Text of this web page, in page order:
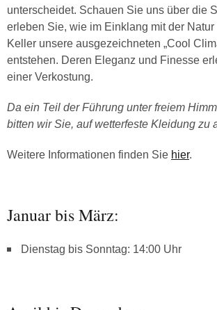
unterscheidet. Schauen Sie uns über die
erleben Sie, wie im Einklang mit der Natur
Keller unsere ausgezeichneten „Cool
entstehen. Deren Eleganz und Finesse
einer Verkostung.
Da ein Teil der Führung unter freiem
bitten wir Sie, auf wetterfeste Kleidung zu
Weitere Informationen finden Sie hier.
Januar bis März:
Dienstag bis Sonntag: 14:00 Uhr